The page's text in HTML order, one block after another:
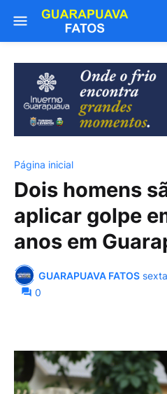
Página inicial
Dois homens
aplicar golpe
anos em
GUARAPUAVA FATOS
0